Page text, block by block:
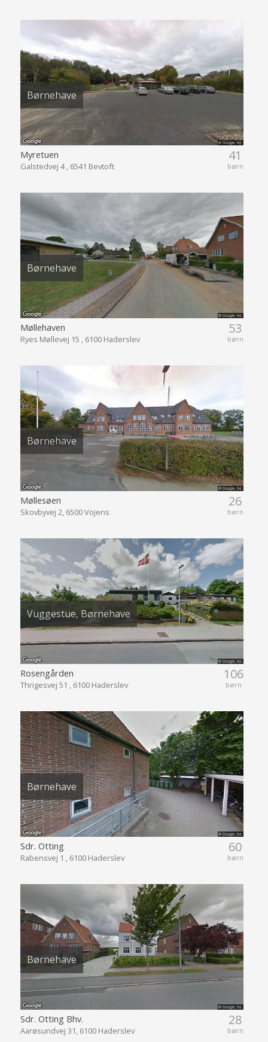
Børnehave
41
børn
Myretuen
Galstedvej 4 , 6541 Bevtoft
Børnehave
53
børn
Møllehaven
Ryes Møllevej 15 , 6100 Haderslev
Børnehave
26
børn
Møllesøen
Skovbyvej 2, 6500 Vojens
Vuggestue, Børnehave
106
børn
Rosengården
Thrigesvej 51 , 6100 Haderslev
Børnehave
60
børn
Sdr. Otting
Rabensvej 1 , 6100 Haderslev
Børnehave
28
børn
Sdr. Otting Bhv.
Aarøsundvej 31, 6100 Haderslev